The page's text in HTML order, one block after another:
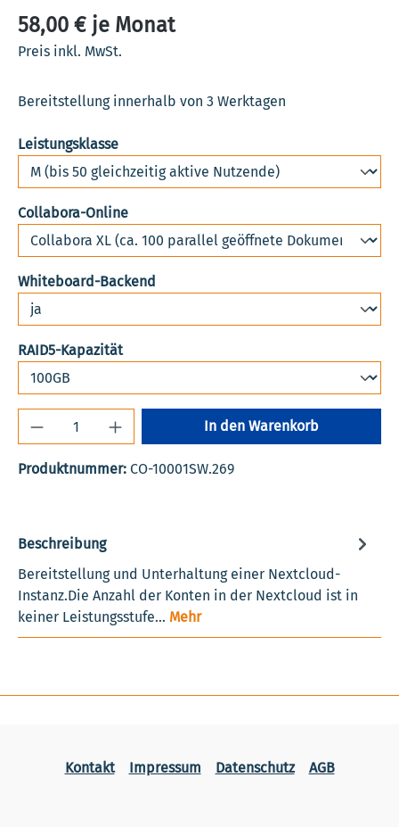
58,00 € je Monat
Preis inkl. MwSt.
Bereitstellung innerhalb von 3 Werktagen
Leistungsklasseauswählen
Collabora-Onlineauswählen
Whiteboard-Backend
RAID5-Kapazitätauswählen
Produkt Anzahl: Gib den gewünschten
In den Warenkorb
Produktnummer: CO-10001SW.269
Beschreibung
Bereitstellung und Unterhaltung einer Nextcloud-
Instanz.Die Anzahl der Konten in der Nextcloud ist in
keiner Leistungsstufe… Mehr
Kontakt Impressum Datenschutz AGB